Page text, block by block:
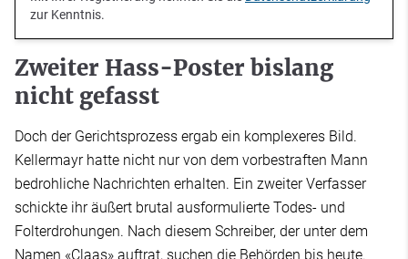
zur Kenntnis.
Zweiter Hass-Poster bislang
nicht gefasst
Doch der Gerichtsprozess ergab ein komplexeres Bild.
Kellermayr hatte nicht nur von dem vorbestraften Mann
bedrohliche Nachrichten erhalten. Ein zweiter Verfasser
schickte ihr äußert brutal ausformulierte Todes- und
Folterdrohungen. Nach diesem Schreiber, der unter dem
Namen «Claas» auftrat, suchen die Behörden bis heute.